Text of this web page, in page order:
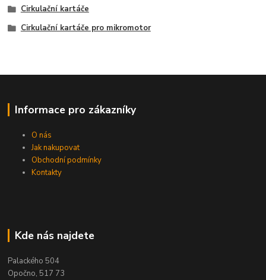
Cirkulační kartáče
Cirkulační kartáče pro mikromotor
Informace pro zákazníky
O nás
Jak nakupovat
Obchodní podmínky
Kontakty
Kde nás najdete
Palackého 504
Opočno, 517 73